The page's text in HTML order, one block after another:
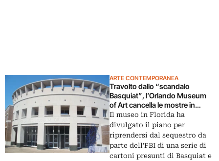
ARTE CONTEMPORANEA
Travolto dallo “scandalo
Basquiat”, l’Orlando Museum
of Art cancella le mostre in
programma
Il museo in Florida ha
divulgato il piano per
riprendersi dal sequestro da
parte dell'FBI di una serie di
cartoni presunti di Basquiat e